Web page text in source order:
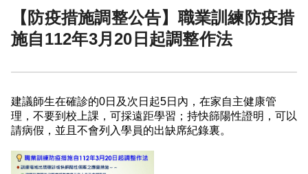
【防疫措施調整公告】職業訓練防疫措
施自112年3月20日起調整作法
建議師生在確診的0日及次日起5日內，在家自主健康管
理，不要到校上課，可採遠距學習；持快篩陽性證明，可以
請病假，並且不會列入學員的出缺席紀錄裏。